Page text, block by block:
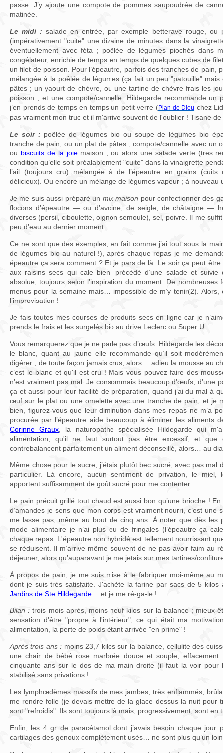
passe. J’y ajoute une compote de pommes saupoudrée de
matinée.
Le midi : salade en entrée, par exemple betterave rouge, ou
(impérativement "cuite" une dizaine de minutes dans la
éventuellement avec féta ; poêlée de légumes piochés dans
congélateur, enrichie de temps en temps de quelques cubes de
un filet de poisson. Pour l’épeautre, parfois des tranches de pain,
mélangée à la poêlée de légumes (ça fait un peu "patouille" mais
pâtes ; un yaourt de chèvre, ou une tartine de chèvre frais les
poisson ; et une compote/cannelle. Hildegarde recommande un
j’en prends de temps en temps un petit verre (Plan de Dieu chez
pas vraiment mon truc et il m'arrive souvent de l'oublier ! Tisane
Le soir : poêlée de légumes bio ou soupe de légumes bio
tranche de pain, ou un plat de pâtes ; compote/cannelle avec un
ou biscuits de la joiemaison ; ou alors une salade verte (très
condition qu’elle soit préalablement "cuite" dans la vinaigrette
l’ail (toujours cru) mélangée à de l’épeautre en grains (cuits
délicieux). Ou encore un mélange de légumes vapeur ; à nouveau
Je me suis aussi préparé un mix maison pour confectionner des
flocons d’épeautre — ou d’avoine, de seigle, de châtaigne —
diverses (persil, ciboulette, oignon semoule), sel, poivre. Il me
peu d’eau au dernier moment.
Ce ne sont que des exemples, en fait comme j’ai tout sous la
de légumes bio au naturel !), après chaque repas je me
épeautre ça sera comment ? Et je pars de là. Le soir ça peut
aux raisins secs qui cale bien, précédé d’une salade et suivie
absolue, toujours selon l’inspiration du moment. De nombreuses
menus pour la semaine mais… impossible de m’y tenir(2).
l’improvisation !
Je fais toutes mes courses de produits secs en ligne car je
prends le frais et les surgelés bio au drive Leclerc ou Super U.
Vous remarquerez que je ne parle pas d’œufs. Hildegarde les
le blanc, quant au jaune elle recommande qu’il soit
digérer ; de toute façon jamais crus, alors… adieu la mousse au
c’est le blanc et qu'il est cru ! Mais vous pouvez faire des
n’est vraiment pas mal. Je consommais beaucoup d’œufs, d’une
ça et aussi pour leur facilité de préparation, quand j’ai du mal à
œuf sur le plat ou une omelette avec une tranche de pain, et je
bien, figurez-vous que leur diminution dans mes repas ne m’a
procurée par l’épeautre aide beaucoup à éliminer les aliments
Corinne Graux , la naturopathe spécialisée Hildegarde qui
alimentation, qu'il ne faut surtout pas être excessif, et que
contrebalancent parfaitement un aliment déconseillé, alors… au
Même chose pour le sucre, j’étais plutôt bec sucré, avec pas mal
particulier. Là encore, aucun sentiment de privation, le miel,
apportent suffisamment de goût sucré pour me contenter.
Le pain précuit grillé tout chaud est aussi bon qu’une brioche !
d’amandes je sens que mon corps est vraiment nourri, c’est une
me lasse pas, même au bout de cinq ans. À noter que dès les
mode alimentaire je n’ai plus eu de fringales (l’épeautre ça
chaque repas. L'épeautre non hybridé est tellement nourrissant
se réduisent. Il m’arrive même souvent de ne pas avoir faim au
déjeuner, alors qu’auparavant je me jetais sur mes tartines/
À propos de pain, je me suis mise à le fabriquer moi-même au
dont je suis très satisfaite. J'achète la farine par sacs de 5
Jardins de Ste Hildegarde … et je me ré-ga-le !
Bilan : trois mois après, moins neuf kilos sur la balance ; mieux-
sensation d'être "propre à l'intérieur", ce qui était ma
alimentation, la perte de poids étant arrivée "en prime" !
Après trois ans : moins 23,7 kilos sur la balance, cellulite des
une chair de bébé rose marbrée douce et souple, effacement
cinquante ans sur le dos de ma main droite (il faut la voir
stabilisé sans privations !
Les lymphœdèmes massifs de mes jambes, très enflammés,
me rendre folle (je devais mettre de la glace dessus la nuit pour
sont "refroidis". Ils sont toujours là mais, progressivement, sont en
Enfin, les 4 gr de paracétamol dont j’avais besoin chaque jour
cartilages des genoux complétement usés… ne sont plus qu’un